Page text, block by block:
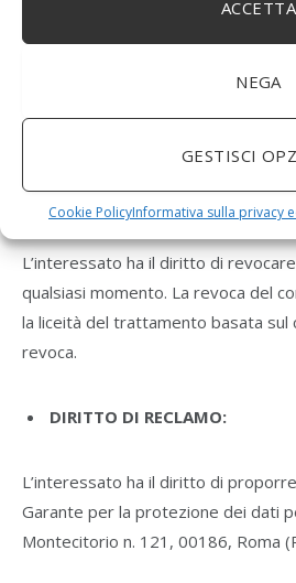
ACCETTA
NEGA
GESTISCI
Cookie PolicyInformativa sulla privacy
manifestamente infondate o
ripetitività, il Titolare potrebbe
spese ragionevole, alla luce dei
DIRITTO DI REVOCA:
L’interessato ha il diritto di
qualsiasi momento. La revoca del
la liceità del trattamento basata sul
revoca.
DIRITTO DI RECLAMO:
L’interessato ha il diritto di
Garante per la protezione dei dati
Montecitorio n. 121, 00186, Roma